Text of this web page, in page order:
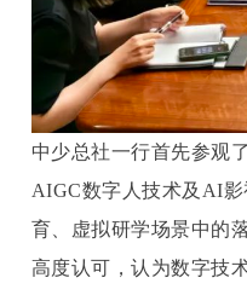
中少总社一行首先参观
AIGC数字人技术及AI
育、虚拟研学场景中的
高度认可，认为数字技